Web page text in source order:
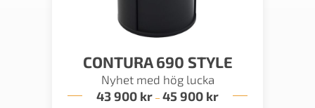
CONTURA 690 STYLE
Nyhet med hög lucka
43 900 kr – 45 900 krPrisintervall: